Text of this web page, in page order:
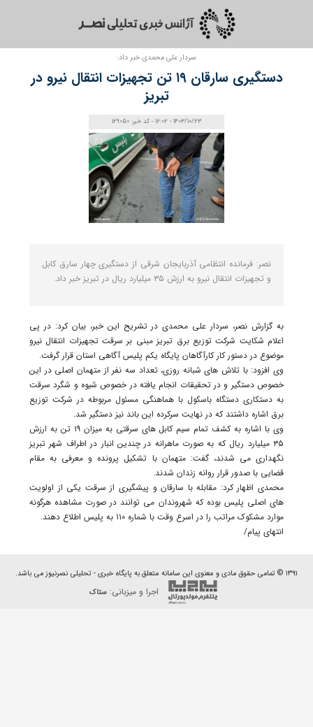
سردار علی محمدی خبر داد:
دستگیری سارقان ۱۹ تن تجهیزات انتقال نیرو در
تبریز
1403/10/23 - 16:02 - کد خبر: 129050
نصر: فرمانده انتظامی آذربایجان شرقی از دستگیری چهار سارق کابل
و تجهیزات انتقال نیرو به ارزش ۳۵ میلیارد ریال در تبریز خبر داد.
به گزارش نصر، سردار علی محمدی در تشریح این خبر، بیان کرد: در پی
اعلام شکایت شرکت توزیع برق تبریز مبنی بر سرقت تجهیزات انتقال نیرو
موضوع در دستور کار کارآگاهان پایگاه یکم پلیس آگاهی استان قرار گرفت.
وی افزود: با تلاش های شبانه روزی، تعداد سه نفر از متهمان اصلی در این
خصوص دستگیر و در تحقیقات انجام یافته در خصوص شیوه و شگرد سرقت
به دستکاری دستگاه باسکول با هماهنگی مسئول مربوطه در شرکت توزیع
برق اشاره داشتند که در نهایت سرکرده این باند نیز دستگیر شد.
وی با اشاره به کشف تمام سیم کابل های سرقتی به میزان ۱۹ تن به ارزش
۳۵ میلیارد ریال که به صورت ماهرانه در چندین انبار در اطراف شهر تبریز
نگهداری می شدند، گفت: متهمان با تشکیل پرونده و معرفی به مقام
قضایی با صدور قرار روانه زندان شدند.
محمدی اظهار کرد: مقابله با سارقان و پیشگیری از سرقت یکی از اولویت
های اصلی پلیس بوده که شهروندان می توانند در صورت مشاهده هرگونه
موارد مشکوک مراتب را در اسرع وقت با شماره ۱۱۰ به پلیس اطلاع دهند.
انتهای پیام/
۱۳۹۱ © تمامی حقوق مادی و معنوی این سامانه متعلق به پایگاه خبری - تحلیلی نصرنیوز می باشد.
اجرا و میزبانی:ستاک